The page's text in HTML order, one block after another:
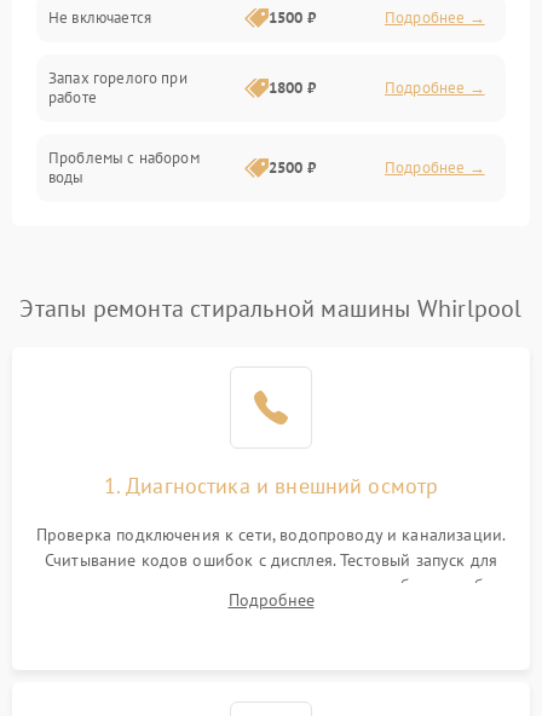
Не включается 1500 ₽ Подробнее →
Запах горелого при
работе
1800 ₽ Подробнее →
Проблемы с набором
воды
2500 ₽ Подробнее →
2200 ₽ Подробнее →
Этапы ремонта стиральной машины Whirlpool
1. Диагностика и внешний осмотр
Проверка подключения к сети, водопроводу и канализации.
Считывание кодов ошибок с дисплея. Тестовый запуск для
выявления посторонних шумов, протечек или сбоев в работе
электронного модуля управления.
Подробнее